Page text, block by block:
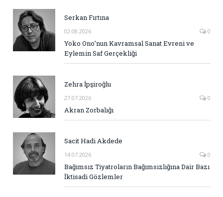
Serkan Fırtına
02.08.2026 0
Yoko Ono’nun Kavramsal Sanat Evreni ve
Eylemin Saf Gerçekliği
Zehra İpşiroğlu
27.07.2026 0
Akran Zorbalığı
Sacit Hadi Akdede
14.07.2026 0
Bağımsız Tiyatroların Bağımsızlığına Dair Bazı
İktisadi Gözlemler